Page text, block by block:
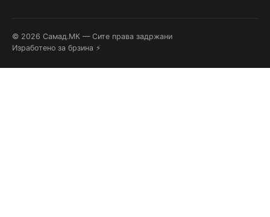
© 2026 Самад.МК — Сите права задржани
Изработено за брзина ⚡